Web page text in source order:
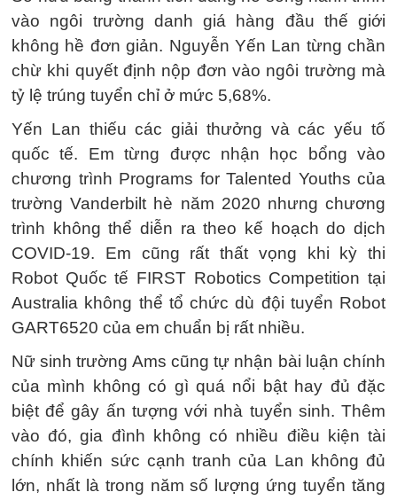
vào ngôi trường danh giá hàng đầu thế giới
không hề đơn giản. Nguyễn Yến Lan từng chần
chừ khi quyết định nộp đơn vào ngôi trường mà
tỷ lệ trúng tuyển chỉ ở mức 5,68%.
Yến Lan thiếu các giải thưởng và các yếu tố
quốc tế. Em từng được nhận học bổng vào
chương trình Programs for Talented Youths của
trường Vanderbilt hè năm 2020 nhưng chương
trình không thể diễn ra theo kế hoạch do dịch
COVID-19. Em cũng rất thất vọng khi kỳ thi
Robot Quốc tế FIRST Robotics Competition tại
Australia không thể tổ chức dù đội tuyển Robot
GART6520 của em chuẩn bị rất nhiều.
Nữ sinh trường Ams cũng tự nhận bài luận chính
của mình không có gì quá nổi bật hay đủ đặc
biệt để gây ấn tượng với nhà tuyển sinh. Thêm
vào đó, gia đình không có nhiều điều kiện tài
chính khiến sức cạnh tranh của Lan không đủ
lớn, nhất là trong năm số lượng ứng tuyển tăng